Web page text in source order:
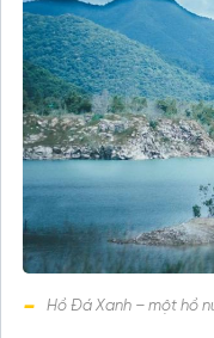
Hồ Đá Xanh – một hồ